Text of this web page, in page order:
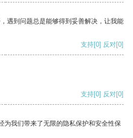
遇到问题总是能够得到妥善解决，让我能
支持[0] 反对[0]
支持[0] 反对[0]
为我们带来了无限的隐私保护和安全性保